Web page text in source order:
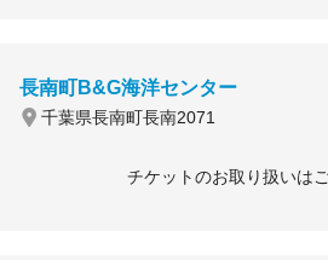
長南町B&G海洋センター
千葉県長南町長南2071
チケットのお取り扱いは